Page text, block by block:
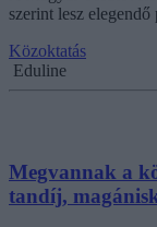
szerint lesz elegendő
Közoktatás
Eduline
Megvannak a
tandíj,